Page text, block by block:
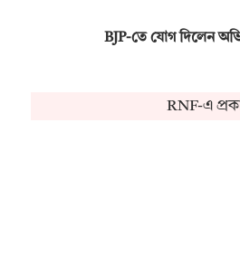
BJP-তে যোগ দিলেন
RNF-এ